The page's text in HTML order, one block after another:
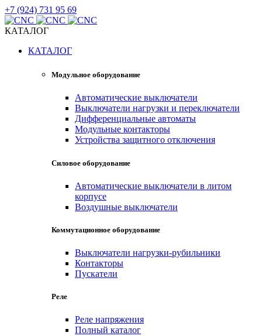
+7 (924) 731 95 69
КАТАЛОГ
КАТАЛОГ
Модульное оборудование
Автоматические выключатели
Выключатели нагрузки и переключатели
Дифференциальные автоматы
Модульные контакторы
Устройства защитного отключения
Силовое оборудование
Автоматические выключатели в литом
корпусе
Воздушные выключатели
Коммутационное оборудование
Выключатели нагрузки-рубильники
Контакторы
Пускатели
Реле
Реле напряжения
Полный каталог